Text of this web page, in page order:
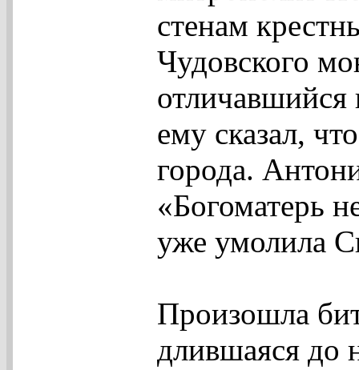
стенам
Чудовского
отличавшийся
ему сказал,
города.
«Богоматерь
уже умолила
Произошла
длившаяся до